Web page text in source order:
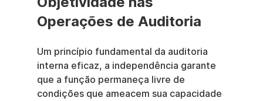
Operações de Auditoria
Um princípio fundamental da auditoria
interna eficaz, a independência garante
que a função permaneça livre de
condições que ameacem sua capacidade